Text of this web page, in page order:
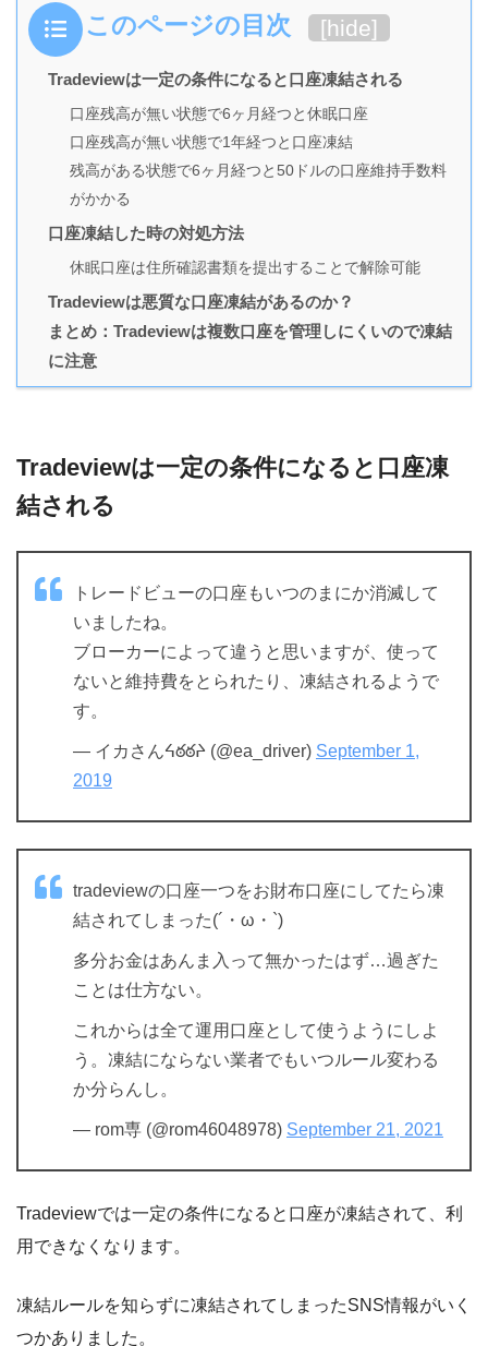
このページの目次 [hide]
Tradeviewは一定の条件になると口座凍結される
口座残高が無い状態で6ヶ月経つと休眠口座
口座残高が無い状態で1年経つと口座凍結
残高がある状態で6ヶ月経つと50ドルの口座維持手数料
がかかる
口座凍結した時の対処方法
休眠口座は住所確認書類を提出することで解除可能
Tradeviewは悪質な口座凍結があるのか？
まとめ：Tradeviewは複数口座を管理しにくいので凍結
に注意
Tradeviewは一定の条件になると口座凍
結される
トレードビューの口座もいつのまにか消滅して
いましたね。
ブローカーによって違うと思いますが、使って
ないと維持費をとられたり、凍結されるようで
す。
— イカさんᔦఠఠᔨ (@ea_driver) September 1,
2019
tradeviewの口座一つをお財布口座にしてたら凍
結されてしまった(´・ω・`)
多分お金はあんま入って無かったはず…過ぎた
ことは仕方ない。
これからは全て運用口座として使うようにしよ
う。凍結にならない業者でもいつルール変わる
か分らんし。
— rom専 (@rom46048978) September 21, 2021
Tradeviewでは一定の条件になると口座が凍結されて、利
用できなくなります。
凍結ルールを知らずに凍結されてしまったSNS情報がいく
つかありました。